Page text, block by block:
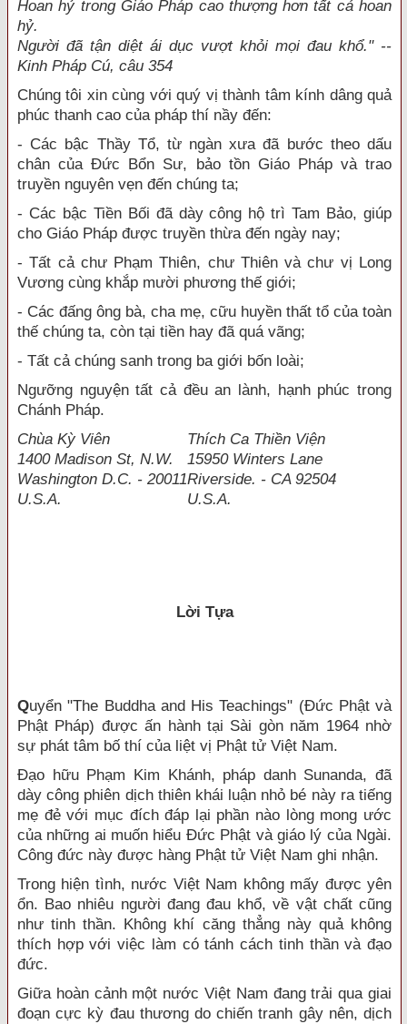
Hoan hỷ trong Giáo Pháp cao thượng hơn tất cả hoan
hỷ.
Người đã tận diệt ái dục vượt khỏi mọi đau khổ." --
Kinh Pháp Cú, câu 354
Chúng tôi xin cùng với quý vị thành tâm kính dâng quả
phúc thanh cao của pháp thí nầy đến:
- Các bậc Thầy Tổ, từ ngàn xưa đã bước theo dấu
chân của Đức Bổn Sư, bảo tồn Giáo Pháp và trao
truyền nguyên vẹn đến chúng ta;
- Các bậc Tiền Bối đã dày công hộ trì Tam Bảo, giúp
cho Giáo Pháp được truyền thừa đến ngày nay;
- Tất cả chư Phạm Thiên, chư Thiên và chư vị Long
Vương cùng khắp mười phương thế giới;
- Các đấng ông bà, cha mẹ, cữu huyền thất tổ của toàn
thế chúng ta, còn tại tiền hay đã quá vãng;
- Tất cả chúng sanh trong ba giới bốn loài;
Ngưỡng nguyện tất cả đều an lành, hạnh phúc trong
Chánh Pháp.
Chùa Kỳ Viên
1400 Madison St, N.W.
Washington D.C. - 20011
U.S.A.
Thích Ca Thiền Viện
15950 Winters Lane
Riverside. - CA 92504
U.S.A.
Lời Tựa
Quyển "The Buddha and His Teachings" (Đức Phật và
Phật Pháp) được ấn hành tại Sài gòn năm 1964 nhờ
sự phát tâm bố thí của liệt vị Phật tử Việt Nam.
Đạo hữu Phạm Kim Khánh, pháp danh Sunanda, đã
dày công phiên dịch thiên khái luận nhỏ bé này ra tiếng
mẹ đẻ với mục đích đáp lại phần nào lòng mong ước
của những ai muốn hiểu Đức Phật và giáo lý của Ngài.
Công đức này được hàng Phật tử Việt Nam ghi nhận.
Trong hiện tình, nước Việt Nam không mấy được yên
ổn. Bao nhiêu người đang đau khổ, về vật chất cũng
như tinh thần. Không khí căng thẳng này quả không
thích hợp với việc làm có tánh cách tinh thần và đạo
đức.
Giữa hoàn cảnh một nước Việt Nam đang trải qua giai
đoạn cực kỳ đau thương do chiến tranh gây nên, dịch